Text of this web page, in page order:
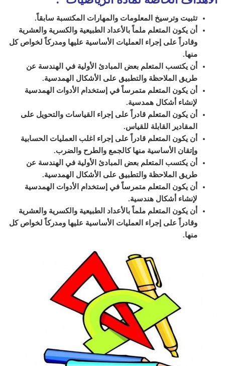
تثبيت وترسيخ المعلومات والمهارات المكتسبة سابقاً.
أن يكون المتعلم ملماً بالأعداد الطبيعية والكسرية والعشرية
وقادراً على إجراء العمليات الأساسية عليها ومدركاً لخواص كل
منها.
أن يكتسب المتعلم بعض المبادئ الأولية في الهندسة عن
طريق الملاحظة والتطبيق على الأشكال الهمدسية.
أن يكون المتعلم متمرساً في إستخدام الأدوات الهمدسية
لإنشاء أشكال همدسية.
أن يكون المتعلم قادراً على إجراء القياسات والتحويل على
المقادير القابلة للقياس.
أن يكون المتعلم قادراً على إجراء اغلب العمليات الحسابية
وإتقان الأساسية منها كالجمع والطرح والضرب.
أن يكتسب المتعلم بعض المبادئ الأولية في الهندسة عن
طريق الملاحظة والتطبيق على الأشكال الهمدسية.
أن يكون المتعلم متمرساً في إستخدام الأدوات الهمدسية
لإنشاء أشكال هندسية.
أن يكون المتعلم ملماً بالأعداد الطبيعية والكسرية والعشرية
وقادراً على إجراء العمليات الأساسية عليها ومدركاً لخواص كل
منها.